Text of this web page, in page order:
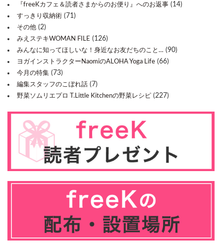
『freeKカフェ＆読者さまからのお便り』へのお返事 (14)
すっきり収納術 (71)
その他 (2)
みえステキWOMAN FILE (126)
みんなに知ってほしいな！身近なお友だちのこと… (90)
ヨガインストラクターNaomiのALOHA Yoga Life (66)
今月の特集 (73)
編集スタッフのこぼれ話 (7)
野菜ソムリエプロ T.Little Kitchenの野菜レシピ (227)